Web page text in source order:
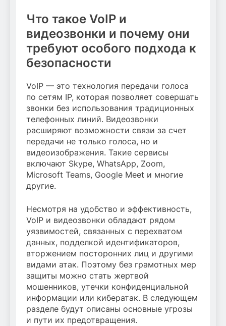
Что такое VoIP и
видеозвонки и почему они
требуют особого подхода к
безопасности
VoIP — это технология передачи голоса
по сетям IP, которая позволяет совершать
звонки без использования традиционных
телефонных линий. Видеозвонки
расширяют возможности связи за счет
передачи не только голоса, но и
видеоизображения. Такие сервисы
включают Skype, WhatsApp, Zoom,
Microsoft Teams, Google Meet и многие
другие.
Несмотря на удобство и эффективность,
VoIP и видеозвонки обладают рядом
уязвимостей, связанных с перехватом
данных, подделкой идентификаторов,
вторжением посторонних лиц и другими
видами атак. Поэтому без грамотных мер
защиты можно стать жертвой
мошенников, утечки конфиденциальной
информации или кибератак. В следующем
разделе будут описаны основные угрозы
и пути их предотвращения.